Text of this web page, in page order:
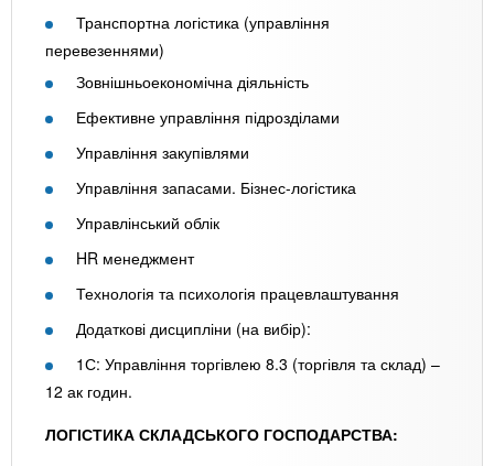
Транспортна логістика (управління
перевезеннями)
Зовнішньоекономічна діяльність
Ефективне управління підрозділами
Управління закупівлями
Управління запасами. Бізнес-логістика
Управлінський облік
HR менеджмент
Технологія та психологія працевлаштування
Додаткові дисципліни (на вибір):
1С: Управління торгівлею 8.3 (торгівля та склад) –
12 ак годин.
ЛОГІСТИКА СКЛАДСЬКОГО ГОСПОДАРСТВА: